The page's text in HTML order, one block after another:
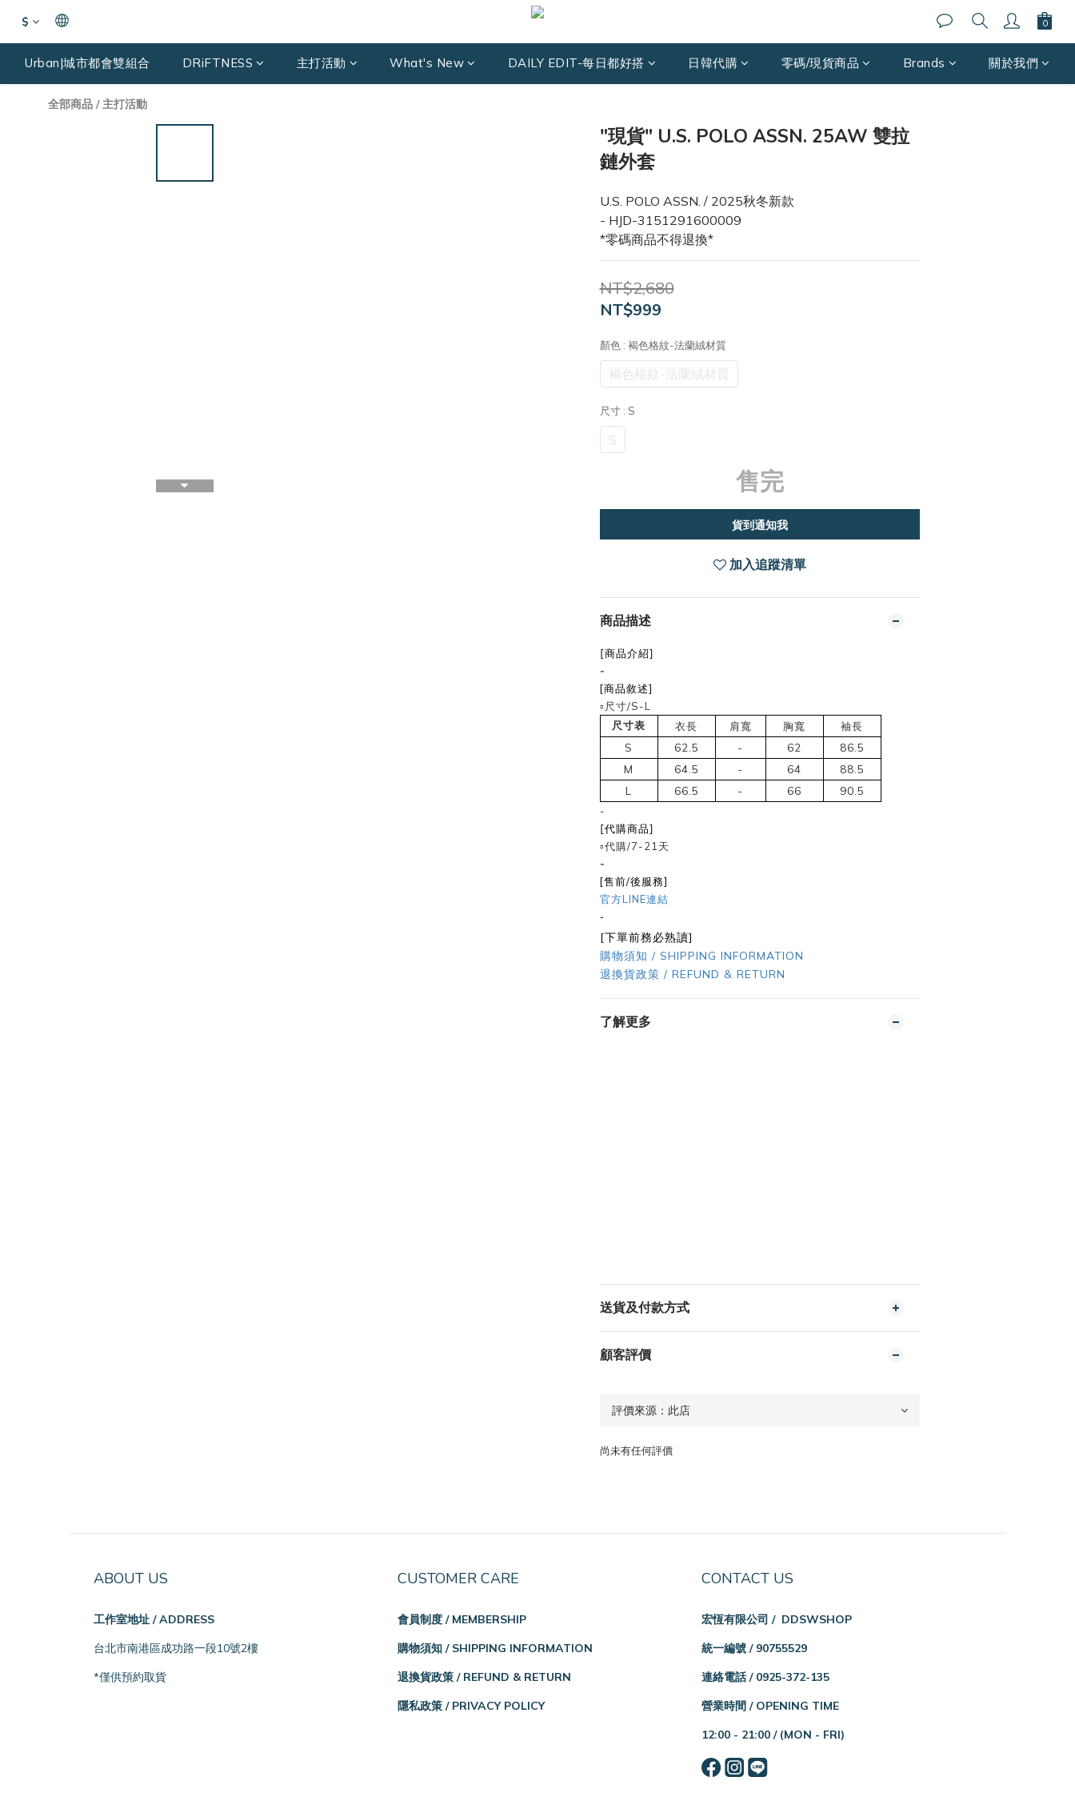
$
Urban|城市都會雙組合 DRiFTNESS 主打活動 What's New DAILY EDIT-每日都好搭 日韓代購 零碼/現貨商品 Brands 關於我們
全部商品 /主打活動
"現貨" U.S. POLO ASSN. 25AW 雙拉
鏈外套
U.S. POLO ASSN. / 2025秋冬新款
- HJD-3151291600009
*零碼商品不得退換*
NT$2,680
NT$999
顏色 : 褐色格紋-法蘭絨材質
褐色格紋-法蘭絨材質
尺寸 : S
S
售完
貨到通知我
加入追蹤清單
商品描述
[商品介紹]
-
[商品敘述]
▫️尺寸/S-L
尺寸表 衣長 肩寬 胸寬
袖長
S
62.5 - 62
86.5
M
64.5 - 64
88.5
L
66.5 - 66
90.5
-
[代購商品]
▫️代購/7-21天
-
[售前/後服務]
官方LINE連結
-
[下單前務必熟讀]
購物須知 / SHIPPING INFORMATION
退換貨政策 / REFUND & RETURN
了解更多
送貨及付款方式
顧客評價
尚未有任何評價
ABOUT US
工作室地址 / ADDRESS
台北市南港區成功路一段10號2樓
*僅供預約取貨
CUSTOMER CARE
會員制度 / MEMBERSHIP
購物須知 / SHIPPING INFORMATION
退換貨政策 / REFUND & RETURN
隱私政策 / PRIVACY POLICY
CONTACT US
宏恆有限公司 / DDSWSHOP
統一編號 / 90755529
連絡電話 / 0925-372-135
營業時間 / OPENING TIME
12:00 - 21:00 / (MON - FRI)